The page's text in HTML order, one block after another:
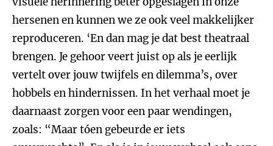
hersenen en kunnen we ze ook veel makkelijker
reproduceren. ‘En dan mag je dat best theatraal
brengen. Je gehoor veert juist op als je eerlijk
vertelt over jouw twijfels en dilemma’s, over
hobbels en hindernissen. In het verhaal moet je
daarnaast zorgen voor een paar wendingen,
zoals: “Maar tóen gebeurde er iets